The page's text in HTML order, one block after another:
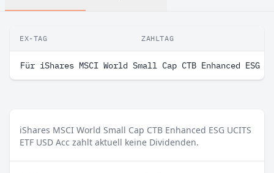
EX-TAG ZAHLTAG
Für iShares MSCI World Small Cap CTB Enhanced
iShares MSCI World Small Cap CTB Enhanced ESG UCITS
ETF USD Acc zahlt aktuell keine Dividenden.